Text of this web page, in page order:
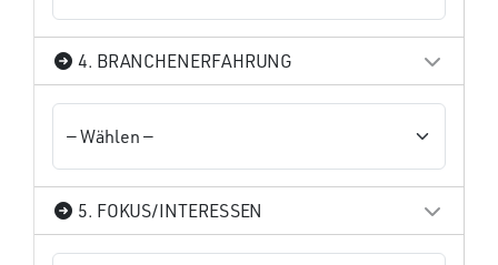
4. BRANCHENERFAHRUNG
5. FOKUS/INTERESSEN